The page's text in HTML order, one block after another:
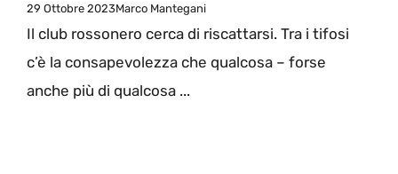
29 Ottobre 2023Marco Mantegani
Il club rossonero cerca di riscattarsi. Tra i tifosi
c’è la consapevolezza che qualcosa – forse
anche più di qualcosa ...